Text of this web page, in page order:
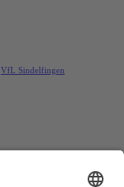
VfL Sindelfingen